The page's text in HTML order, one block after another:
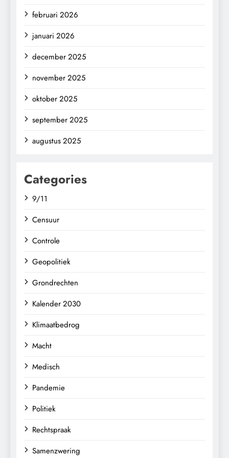
februari 2026
januari 2026
december 2025
november 2025
oktober 2025
september 2025
augustus 2025
Categories
9/11
Censuur
Controle
Geopolitiek
Grondrechten
Kalender 2030
Klimaatbedrog
Macht
Medisch
Pandemie
Politiek
Rechtspraak
Samenzwering